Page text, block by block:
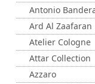
Antonio
Ard Al Zaafaran
Atelier Cologne
Attar Collection
Azzaro